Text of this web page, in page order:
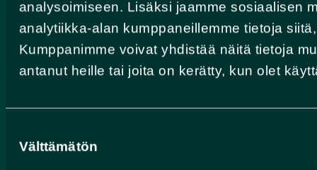
analysoimiseen. Lisäksi jaamme sosiaalisen
analytiikka-alan kumppaneillemme tietoja
Kumppanimme voivat yhdistää näitä tietoja
antanut heille tai joita on kerätty, kun olet
valinta
Välttämätön
Valtatie 17
91500 Muhos, Finland
info@rokuageopark.fi
Facebook
Instagram
YouTube